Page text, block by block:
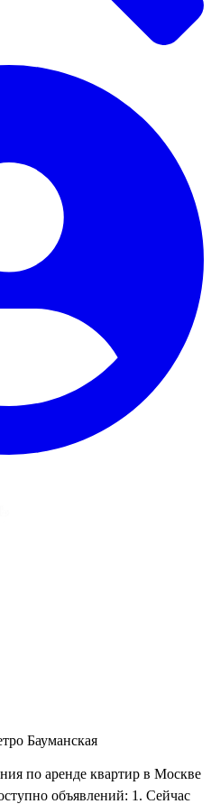
Бауманская
по аренде квартир в Москве
объявлений: 1. Сейчас